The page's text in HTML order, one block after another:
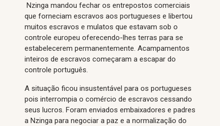
Nzinga mandou fechar os entrepostos comerciais
que forneciam escravos aos portugueses e libertou
muitos escravos e mulatos que estavam sob o
controle europeu oferecendo-lhes terras para se
estabelecerem permanentemente. Acampamentos
inteiros de escravos começaram a escapar do
controle português.
A situação ficou insustentável para os portugueses
pois interrompia o comércio de escravos cessando
seus lucros. Foram enviados embaixadores e padres
a Nzinga para negociar a paz e a normalização do